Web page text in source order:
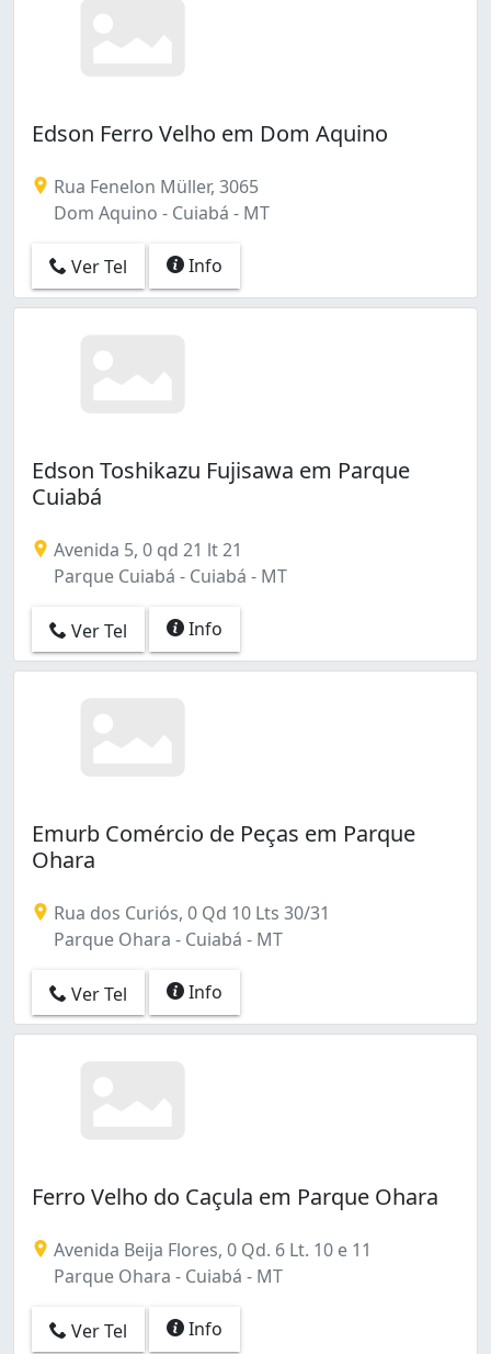
Edson Ferro Velho em Dom Aquino
Rua Fenelon Müller, 3065
Dom Aquino - Cuiabá - MT
Ver Tel Info
Edson Toshikazu Fujisawa em Parque
Cuiabá
Avenida 5, 0 qd 21 lt 21
Parque Cuiabá - Cuiabá - MT
Ver Tel Info
Emurb Comércio de Peças em Parque
Ohara
Rua dos Curiós, 0 Qd 10 Lts 30/31
Parque Ohara - Cuiabá - MT
Ver Tel Info
Ferro Velho do Caçula em Parque Ohara
Avenida Beija Flores, 0 Qd. 6 Lt. 10 e 11
Parque Ohara - Cuiabá - MT
Ver Tel Info